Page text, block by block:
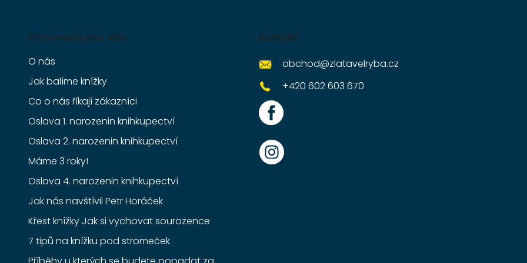
Informace pro vás
O nás
Jak balíme knížky
Co o nás říkají zákazníci
Oslava 1. narozenin knihkupectví
Oslava 2. narozenin knihkupectví
Máme 3 roky!
Oslava 4. narozenin knihkupectví
Jak nás navštívil Petr Horáček
Křest knížky Jak si vychovat sourozence
7 tipů na knížku pod stromeček
Kontakt
obchod@zlatavelryba.cz
+420 602 603 670